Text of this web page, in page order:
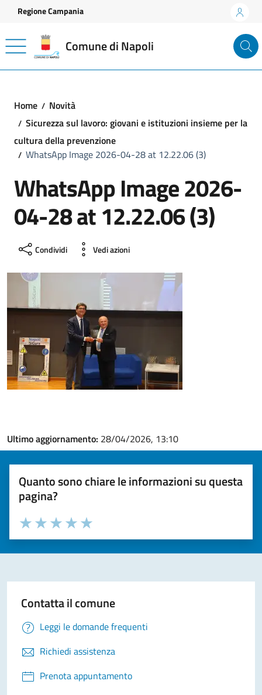
Vai ai contenuti
Vai al footer
Regione Campania
Comune di Napoli
Home
Novità
Sicurezza sul lavoro: giovani e istituzioni insieme per la
cultura della prevenzione
WhatsApp Image 2026-04-28 at 12.22.06 (3)
WhatsApp Image 2026-
04-28 at 12.22.06 (3)
Condividi Vedi azioni
Ultimo aggiornamento: 28/04/2026, 13:10
Quanto sono chiare le informazioni su questa
pagina?
Valuta la chiarezza delle informazioni (da 1 a 5 stelle)
Seleziona il numero di stelle per valutare la chiarezza delle
Valuta 5 stelle su 5
Valuta 4 stelle su 5
Valuta 3 stelle su 5
Valuta 2 stelle su 5
Valuta 1 stelle su 5
Contatta il comune
Leggi le domande frequenti
Richiedi assistenza
Prenota appuntamento